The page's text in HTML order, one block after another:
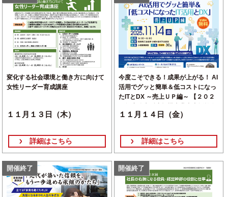
変化する社会環境と働き方に向けて
女性リーダー育成講座
１１月１３日（木）
詳細はこちら
今度こそできる！成果が上がる！ AI
活用でグッと簡単＆低コストになっ
たITとDX ～売上ＵＰ編～ 【２０２
事業】
１１月１４日（金）
詳細はこちら
開催終了 開催終了